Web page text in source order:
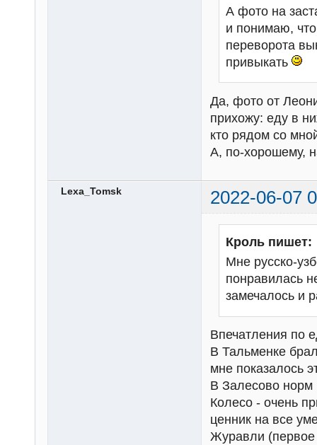
А фото на
и понимаю,
переворота
привыкать
Да, фото от
прихожу: еду в
кто рядом со
А, по-хорошему,
Lexa_Tomsk 2022-06-07
Кроль пишет:
Мне русско-
понравилась
замечалось и
Впечатления по
В Тальменке
мне показалось
В Залесово норм
Колесо - очень
ценник на все
Журавли (первое